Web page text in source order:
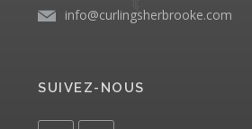
info@curlingsherbrooke.com
SUIVEZ-NOUS